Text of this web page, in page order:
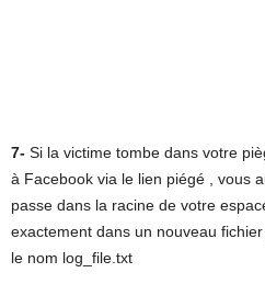
7- Si la victime tombe dans votre
à Facebook via le lien piégé , vous
passe dans la racine de votre
exactement dans un nouveau
le nom log_file.txt